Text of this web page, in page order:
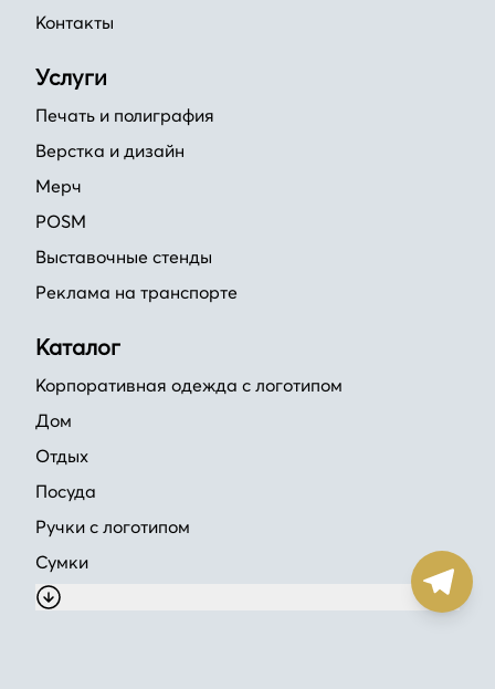
Контакты
Услуги
Печать и полиграфия
Верстка и дизайн
Мерч
POSM
Выставочные стенды
Реклама на транспорте
Каталог
Корпоративная одежда с логотипом
Дом
Отдых
Посуда
Ручки с логотипом
Сумки